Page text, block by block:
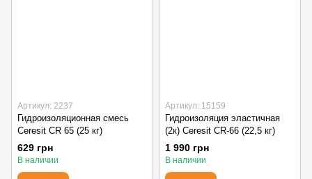
Артикул: 2237
Гидроизоляционная смесь
Ceresit CR 65 (25 кг)
629 грн
В наличии
Артикул: 15159
Гидроизоляция эластичная
(2к) Ceresit CR-66 (22,5 кг)
1 990 грн
В наличии